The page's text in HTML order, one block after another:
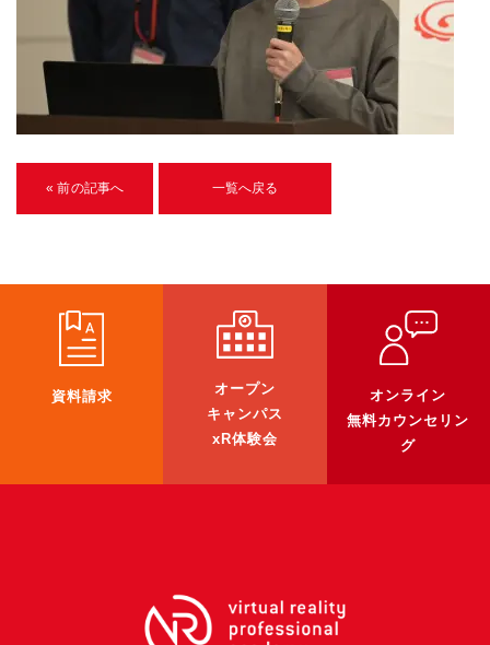
U-15メタバースプログラミング講座
入学案内
受講生紹介
イベント
ブログ
企業向け
《3DGS》
3DGSスキャンサービス
《最新プロダクト》
« 前の記事へ 一覧へ戻る
資料請求
オープン
キャンパス
xR体験会
オンライン
無料カウンセリン
グ